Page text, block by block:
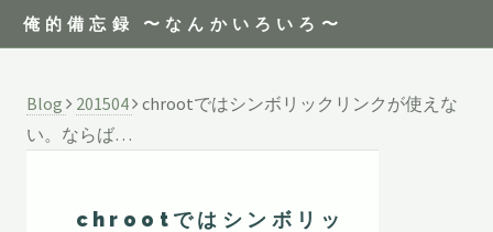
俺的備忘録 〜なんかいろいろ〜
Blog 201504 chrootではシンボリックリンクが使えな
い。ならば…
chrootではシンボリッ